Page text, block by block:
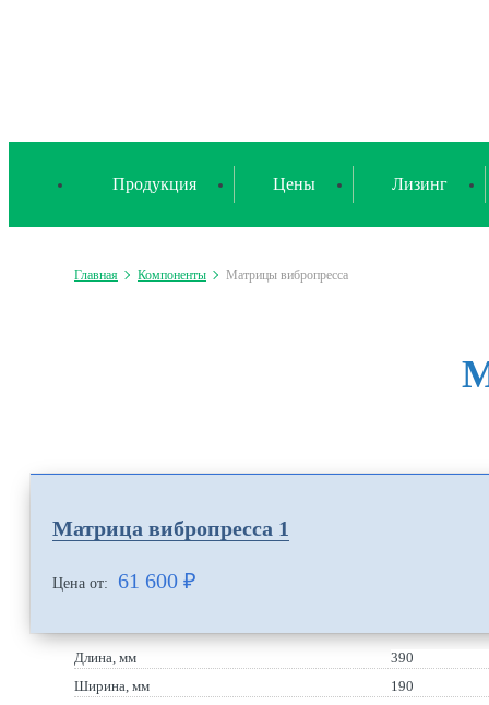
Продукция Цены Лизинг
Главная Компоненты Матрицы вибропресса
Матрица вибропресса 1
Цена от: 61 600 ₽
Длина, мм
390
Ширина, мм
190